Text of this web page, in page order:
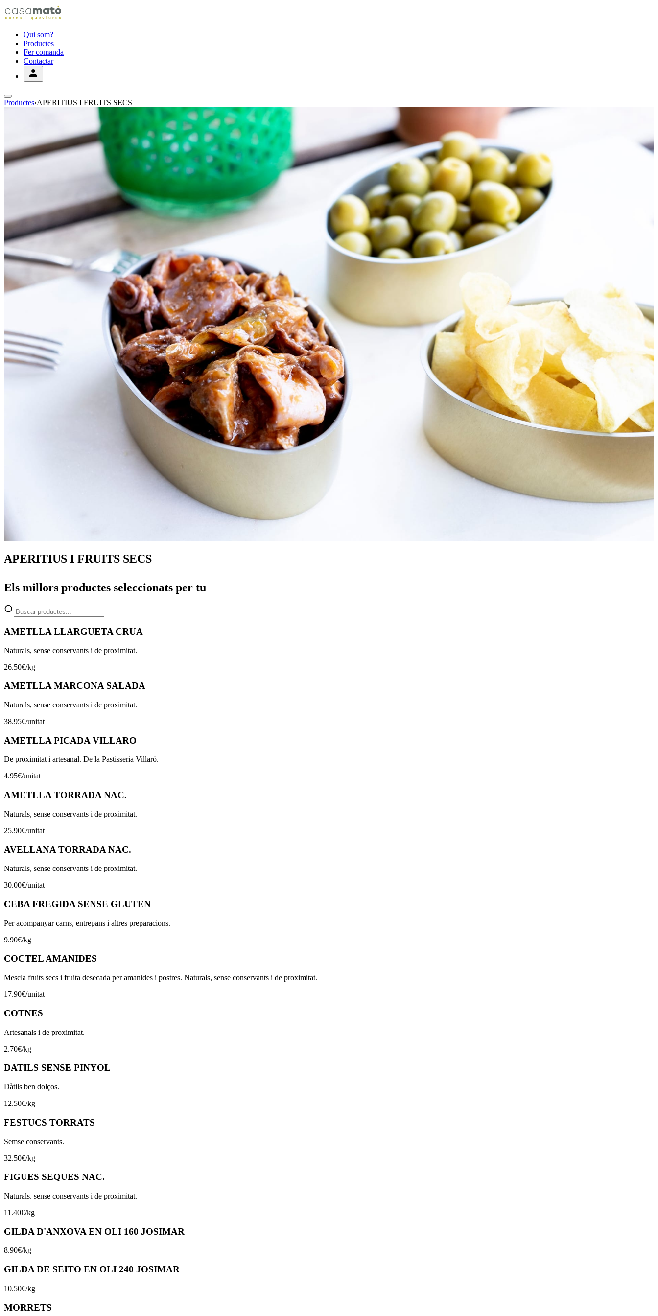
Qui som?
Productes
Fer comanda
Contactar
Productes›APERITIUS I FRUITS SECS
APERITIUS I FRUITS SECS
Els millors productes seleccionats per tu
AMETLLA LLARGUETA CRUA
Naturals, sense conservants i de proximitat.
26.50€/kg
AMETLLA MARCONA SALADA
Naturals, sense conservants i de proximitat.
38.95€/unitat
AMETLLA PICADA VILLARO
De proximitat i artesanal. De la Pastisseria Villaró.
4.95€/unitat
AMETLLA TORRADA NAC.
Naturals, sense conservants i de proximitat.
25.90€/unitat
AVELLANA TORRADA NAC.
Naturals, sense conservants i de proximitat.
30.00€/unitat
CEBA FREGIDA SENSE GLUTEN
Per acompanyar carns, entrepans i altres preparacions.
9.90€/kg
COCTEL AMANIDES
Mescla fruits secs i fruita desecada per amanides i postres. Naturals, sense conservants i de proximitat.
17.90€/unitat
COTNES
Artesanals i de proximitat.
2.70€/kg
DATILS SENSE PINYOL
Dàtils ben dolços.
12.50€/kg
FESTUCS TORRATS
Semse conservants.
32.50€/kg
FIGUES SEQUES NAC.
Naturals, sense conservants i de proximitat.
11.40€/kg
GILDA D'ANXOVA EN OLI 160 JOSIMAR
8.90€/kg
GILDA DE SEITO EN OLI 240 JOSIMAR
10.50€/kg
MORRETS